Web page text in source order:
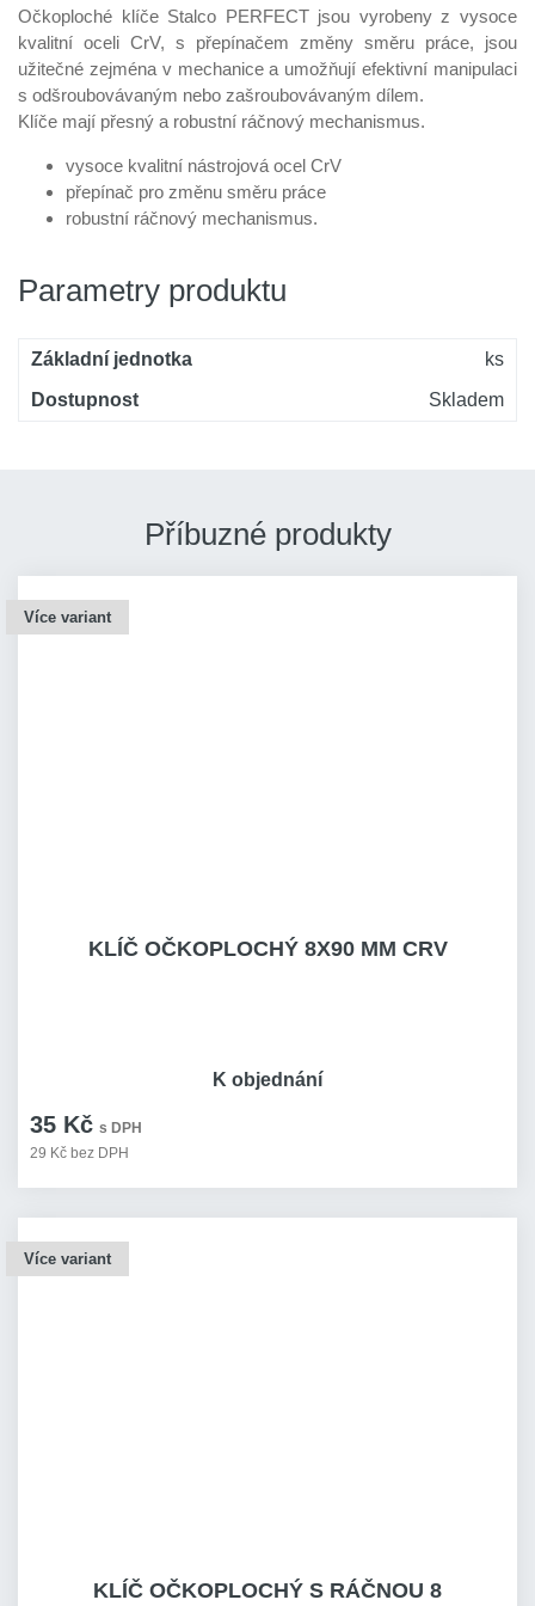
125 KčKód produktu: variant|S-76933
Skladem 3 ks
Klíč plochý kombinovaný 16 mm
180 KčKód produktu: variant|S-76941
Skladem 3 ks
202 Kč Kód produktu: variant|S-76943
Klíč plochý kombinovaný 9 mm
Očkoploché klíče Stalco PERFECT jsou vyrobeny z vysoce
kvalitní oceli CrV, s přepínačem změny směru práce, jsou
užitečné zejména v mechanice a umožňují efektivní manipulaci
s odšroubovávaným nebo zašroubovávaným dílem.
Klíče mají přesný a robustní ráčnový mechanismus.
vysoce kvalitní nástrojová ocel CrV
přepínač pro změnu směru práce
robustní ráčnový mechanismus.
Parametry produktu
Základní jednotka
ks
Dostupnost
Skladem
Příbuzné produkty
Více variant
KLÍČ OČKOPLOCHÝ 8X90 MM CRV
35 Kč s DPH
29 Kč bez DPH
K objednání
Více variant
KLÍČ OČKOPLOCHÝ S RÁČNOU 8